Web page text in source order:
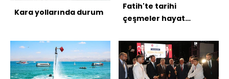
Kara yollarında durum
Fatih'te tarihi
çeşmeler hayat